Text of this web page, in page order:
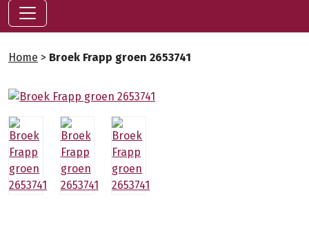
Home > Broek Frapp groen 2653741